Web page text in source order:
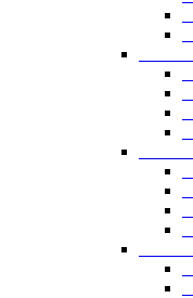
-
-
-